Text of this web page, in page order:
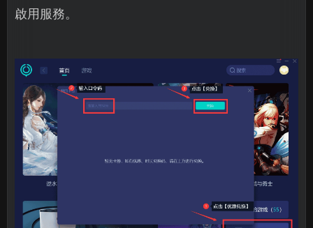
啟用服務。